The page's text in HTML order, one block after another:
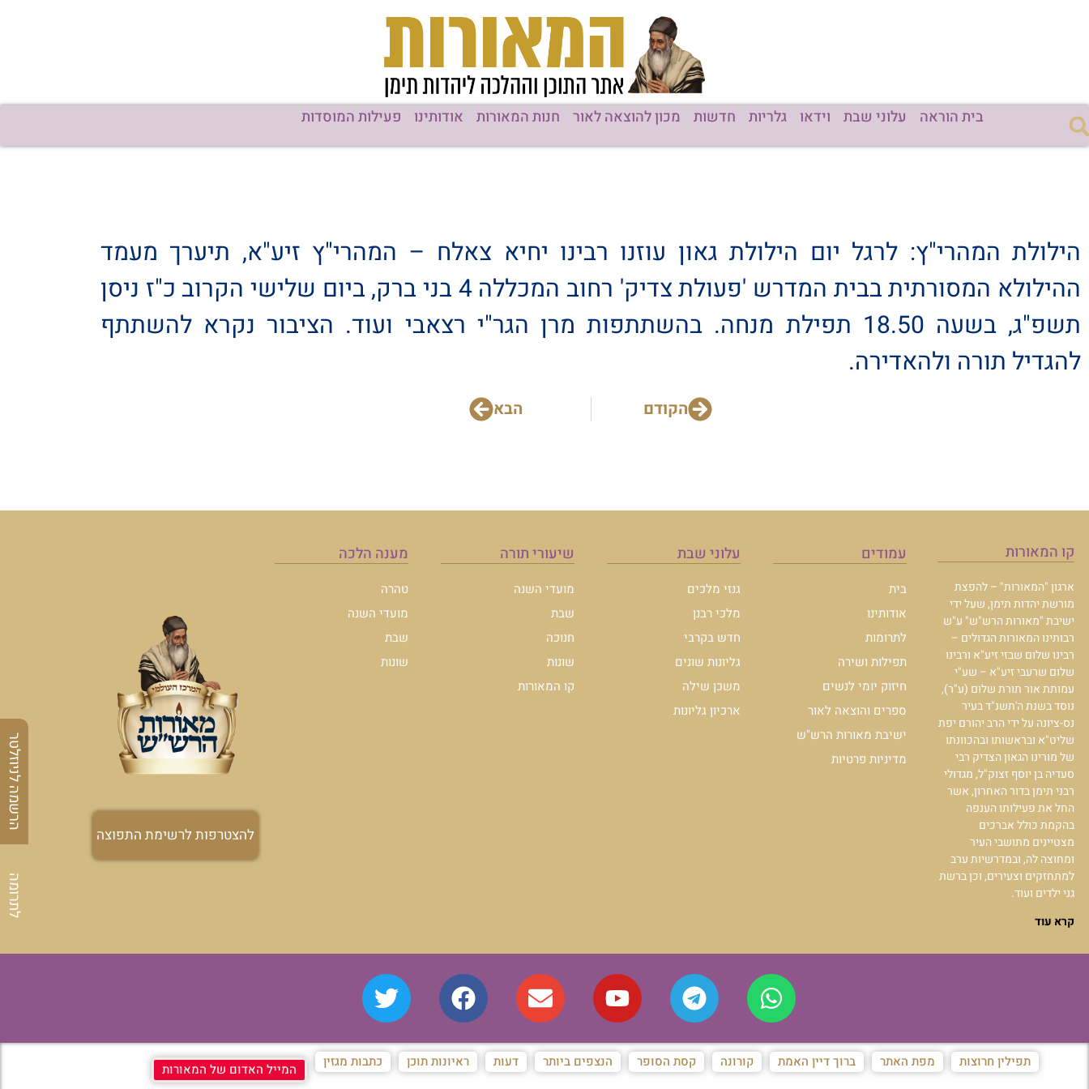
בית הוראה עלוני שבת וידאו גלריות חדשות מכון להוצאה לאור חנות המאורות אודותינו פעילות המוסדות
הילולת המהרי"ץ: לרגל יום הילולת גאון עוזנו רבינו יחיא צאלח – המהרי"ץ זיע"א, תיערך מעמד
ההילולא המסורתית בבית המדרש 'פעולת צדיק' רחוב המכללה 4 בני ברק, ביום שלישי הקרוב כ"ז ניסן
תשפ"ג, בשעה 18.50 תפילת מנחה. בהשתתפות מרן הגר"י רצאבי ועוד. הציבור נקרא להשתתף
להגדיל תורה ולהאדירה.
הקודם הבא
קו המאורות
ארגון "המאורות" – להפצת
מורשת יהדות תימן, שעל ידי
ישיבת "מאורות הרש"ש" ע"ש
רבותינו המאורות הגדולים –
רבינו שלום שבזי זיע"א ורבינו
שלום שרעבי זיע"א – שע"י
עמותת אור תורת שלום (ע"ר),
נוסד בשנת ה'תשנ"ד בעיר
נס-ציונה על ידי הרב יהורם יפת
שליט"א ובראשותו ובהכוונתו
של מורינו הגאון הצדיק רבי
סעדיה בן יוסף זצוק"ל, מגדולי
רבני תימן בדור האחרון, אשר
החל את פעילותו הענפה
בהקמת כולל אברכים
מצטיינים מתושבי העיר
ומחוצה לה, ובמדרשיות ערב
למתחזקים וצעירים, וכן ברשת
גני ילדים ועוד.
קרא עוד
עמודים
בית
אודותינו
לתרומות
תפילות ושירה
חיזוק יומי לנשים
ספרים והוצאה לאור
ישיבת מאורות הרש"ש
מדיניות פרטיות
עלוני שבת
גנזי מלכים
מלכי רבנן
חדש בקרבי
גליונות שונים
משכן שילה
ארכיון גליונות
שיעורי תורה
מועדי השנה
שבת
חנוכה
שונות
קו המאורות
מענה הלכה
טהרה
מועדי השנה
שבת
שונות
להצטרפות לרשימת התפוצה
הרשמה לניוזלטר
לתרומה
תפילין חרוצות מפת האתר ברוך דיין האמת קורונה קסת הסופר הנצפים ביותר דעות ראיונות תוכן כתבות מגזין המייל האדום של המאורות